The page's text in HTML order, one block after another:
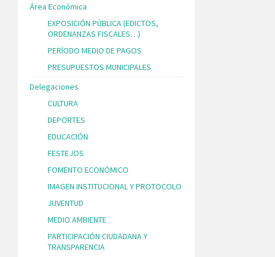
Área Económica
EXPOSICIÓN PÚBLICA (EDICTOS,
ORDENANZAS FISCALES…)
PERÍODO MEDIO DE PAGOS
PRESUPUESTOS MUNICIPALES
Delegaciones
CULTURA
DEPORTES
EDUCACIÓN
FESTEJOS
FOMENTO ECONÓMICO
IMAGEN INSTITUCIONAL Y PROTOCOLO
JUVENTUD
MEDIO AMBIENTE
PARTICIPACIÓN CIUDADANA Y
TRANSPARENCIA